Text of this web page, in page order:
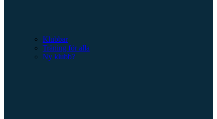
Klubbar
Träning för alla
Ny klubb?